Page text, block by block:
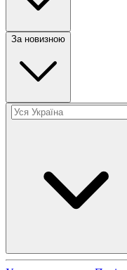
За новизною